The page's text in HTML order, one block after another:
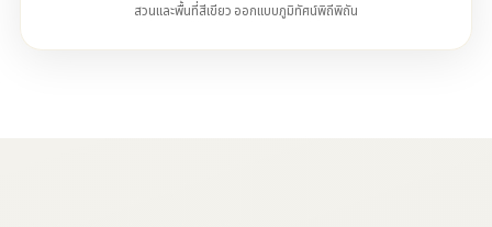
สวนและพื้นที่สีเขียว ออกแบบภูมิทัศน์พิถีพิถัน